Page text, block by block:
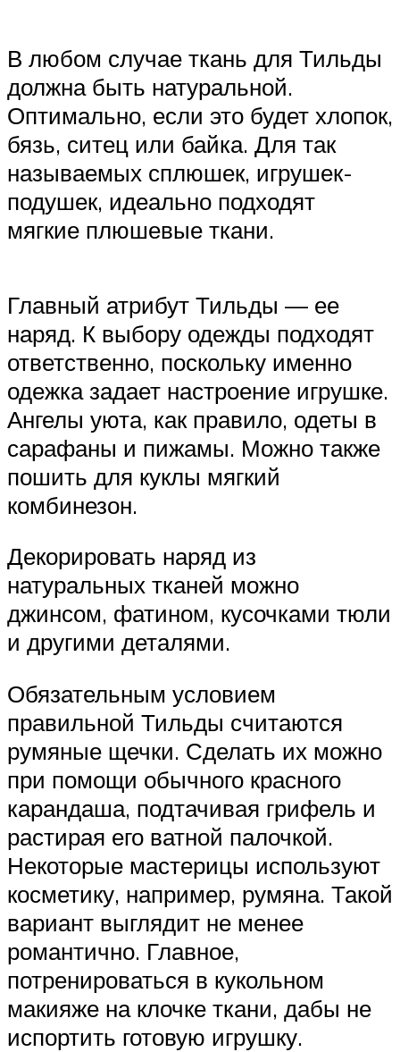
В любом случае ткань для Тильды
должна быть натуральной.
Оптимально, если это будет хлопок,
бязь, ситец или байка. Для так
называемых сплюшек, игрушек-
подушек, идеально подходят
мягкие плюшевые ткани.
Главный атрибут Тильды — ее
наряд. К выбору одежды подходят
ответственно, поскольку именно
одежка задает настроение игрушке.
Ангелы уюта, как правило, одеты в
сарафаны и пижамы. Можно также
пошить для куклы мягкий
комбинезон.
Декорировать наряд из
натуральных тканей можно
джинсом, фатином, кусочками тюли
и другими деталями.
Обязательным условием
правильной Тильды считаются
румяные щечки. Сделать их можно
при помощи обычного красного
карандаша, подтачивая грифель и
растирая его ватной палочкой.
Некоторые мастерицы используют
косметику, например, румяна. Такой
вариант выглядит не менее
романтично. Главное,
потренироваться в кукольном
макияже на клочке ткани, дабы не
испортить готовую игрушку.